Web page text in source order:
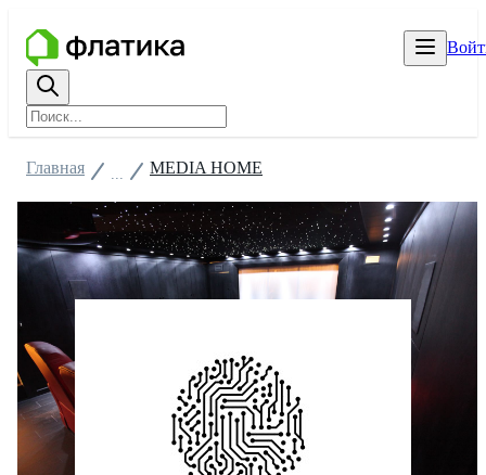
Главная MEDIA HOME